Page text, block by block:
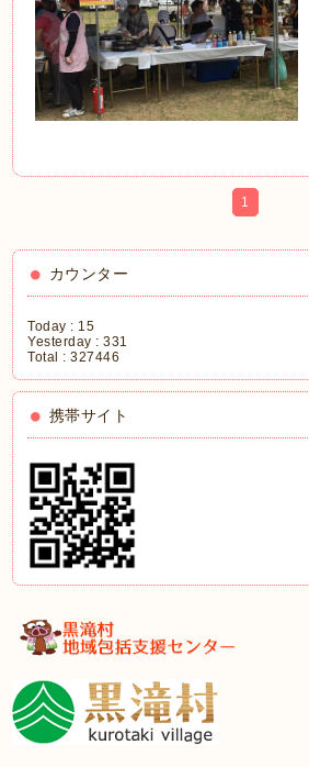
1
カウンター
Today : 15
Yesterday :331
Total :327446
携帯サイト